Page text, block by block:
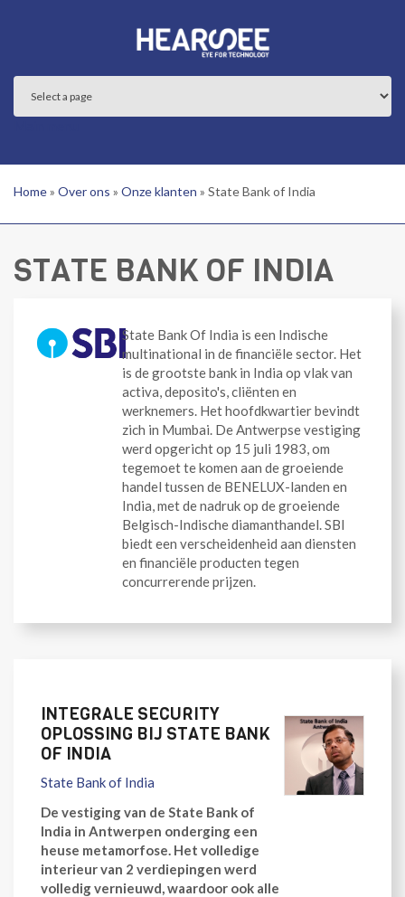
Home» Over ons » Onze klanten » State Bank of India
STATE BANK OF INDIA
State Bank Of India is een Indische
multinational in de financiële sector. Het
is de grootste bank in India op vlak van
activa, deposito's, cliënten en
werknemers. Het hoofdkwartier bevindt
zich in Mumbai. De Antwerpse vestiging
werd opgericht op 15 juli 1983, om
tegemoet te komen aan de groeiende
handel tussen de BENELUX-landen en
India, met de nadruk op de groeiende
Belgisch-Indische diamanthandel. SBI
biedt een verscheidenheid aan diensten
en financiële producten tegen
concurrerende prijzen.
INTEGRALE SECURITY
OPLOSSING BIJ STATE BANK
OF INDIA
State Bank of India
De vestiging van de State Bank of
India in Antwerpen onderging een
heuse metamorfose. Het volledige
interieur van 2 verdiepingen werd
volledig vernieuwd, waardoor ook alle